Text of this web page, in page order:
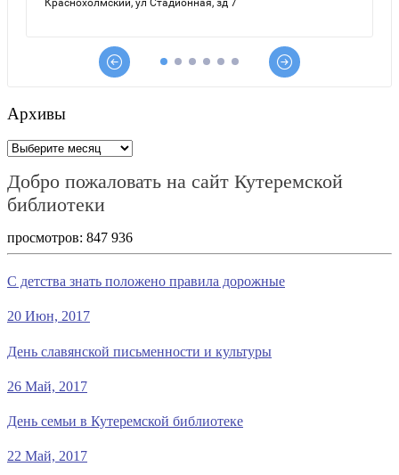
Архивы
Архивы
Добро пожаловать на сайт Кутеремской
библиотеки
просмотров: 847 936
С детства знать положено правила дорожные
20 Июн, 2017
День славянской письменности и культуры
26 Май, 2017
День семьи в Кутеремской библиотеке
22 Май, 2017